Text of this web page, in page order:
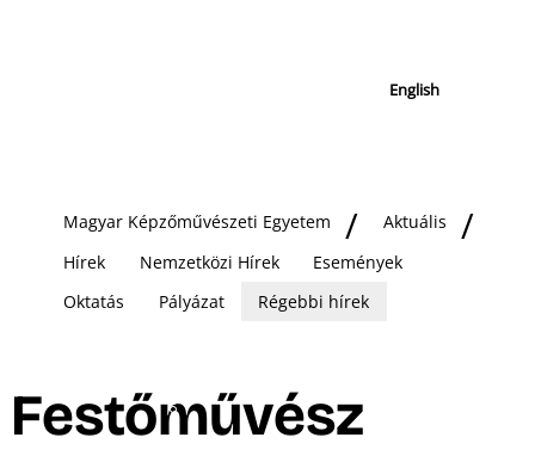
English
Magyar Képzőművészeti Egyetem
Aktuális
Hírek
Nemzetközi Hírek
Események
Oktatás
Pályázat Régebbi hírek
Festőművész